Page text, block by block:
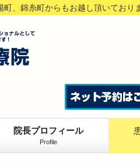
、錦糸町からもお越し頂いており
院長プロフィール
Profile